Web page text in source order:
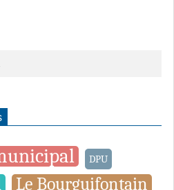
DPU
Le Bourguifontain